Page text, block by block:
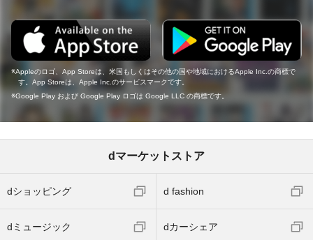
Appleのロゴ、App Storeは、米国もしくはその他の国や地域におけるApple Inc.の商標で
す。App Storeは、Apple Inc.のサービスマークです。
Google Play および Google Play ロゴは Google LLC の商標です。
dマーケットストア
dショッピング d fashion
dミュージック dカーシェア